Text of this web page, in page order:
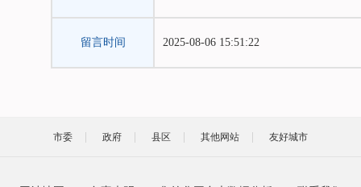
留言时间 2025-08-06 15:51:22
市委 政府 县区 其他网站 友好城市